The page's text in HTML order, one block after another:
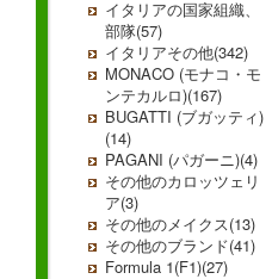
イタリアの国家組織、
部隊(57)
イタリアその他(342)
MONACO (モナコ・モ
ンテカルロ)(167)
BUGATTI (ブガッティ)
(14)
PAGANI (パガーニ)(4)
その他のカロッツェリ
ア(3)
その他のメイクス(13)
その他のブランド(41)
Formula 1(F1)(27)